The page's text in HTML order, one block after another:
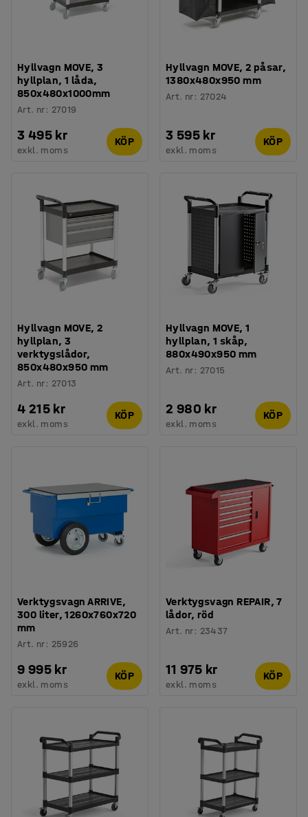
Hyllvagn MOVE, 3
hyllplan, 1 låda,
850x480x1000mm
Art. nr: 27019
3 495 kr
exkl. moms
KÖP
Hyllvagn MOVE, 2 påsar,
1380x480x950 mm
Art. nr: 27024
3 595 kr
exkl. moms
KÖP
Hyllvagn MOVE, 2
hyllplan, 3
verktygslådor,
850x480x950 mm
Art. nr: 27013
4 215 kr
exkl. moms
KÖP
Hyllvagn MOVE, 1
hyllplan, 1 skåp,
880x490x950 mm
Art. nr: 27015
2 980 kr
exkl. moms
KÖP
Verktygsvagn ARRIVE,
300 liter, 1260x760x720
mm
Art. nr: 25926
9 995 kr
exkl. moms
KÖP
Verktygsvagn REPAIR, 7
lådor, röd
Art. nr: 23437
11 975 kr
exkl. moms
KÖP